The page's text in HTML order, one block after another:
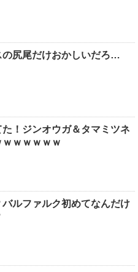
の尻尾だけおかしいだろ…
た！ジンオウガ＆タマミツネ
ｗｗｗｗｗ
バルファルク初めてなんだけ